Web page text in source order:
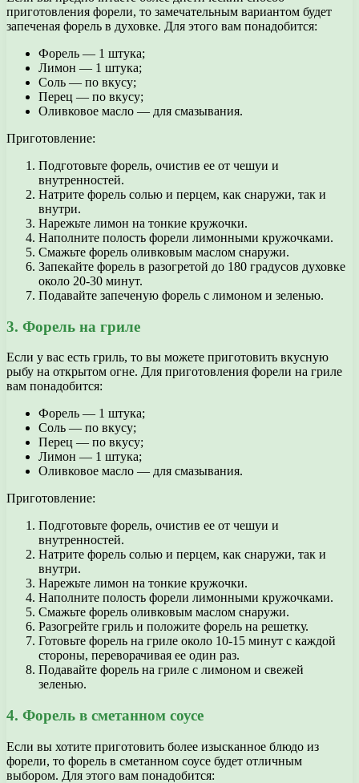
приготовления форели, то замечательным вариантом будет
запеченая форель в духовке. Для этого вам понадобится:
Форель — 1 штука;
Лимон — 1 штука;
Соль — по вкусу;
Перец — по вкусу;
Оливковое масло — для смазывания.
Приготовление:
Подготовьте форель, очистив ее от чешуи и
внутренностей.
Натрите форель солью и перцем, как снаружи, так и
внутри.
Нарежьте лимон на тонкие кружочки.
Наполните полость форели лимонными кружочками.
Смажьте форель оливковым маслом снаружи.
Запекайте форель в разогретой до 180 градусов духовке
около 20-30 минут.
Подавайте запеченую форель с лимоном и зеленью.
3. Форель на гриле
Если у вас есть гриль, то вы можете приготовить вкусную
рыбу на открытом огне. Для приготовления форели на гриле
вам понадобится:
Форель — 1 штука;
Соль — по вкусу;
Перец — по вкусу;
Лимон — 1 штука;
Оливковое масло — для смазывания.
Приготовление:
Подготовьте форель, очистив ее от чешуи и
внутренностей.
Натрите форель солью и перцем, как снаружи, так и
внутри.
Нарежьте лимон на тонкие кружочки.
Наполните полость форели лимонными кружочками.
Смажьте форель оливковым маслом снаружи.
Разогрейте гриль и положите форель на решетку.
Готовьте форель на гриле около 10-15 минут с каждой
стороны, переворачивая ее один раз.
Подавайте форель на гриле с лимоном и свежей
зеленью.
4. Форель в сметанном соусе
Если вы хотите приготовить более изысканное блюдо из
форели, то форель в сметанном соусе будет отличным
выбором. Для этого вам понадобится: